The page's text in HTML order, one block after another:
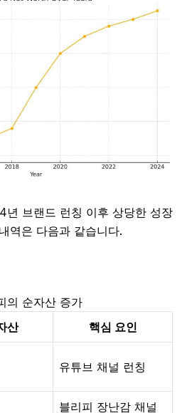
년 브랜드 런칭 이후 상당한 성장
역은 다음과 같습니다.
의 순자산 증가
산 핵심 요인
유튜브 채널 런칭
블리피 장난감 채널